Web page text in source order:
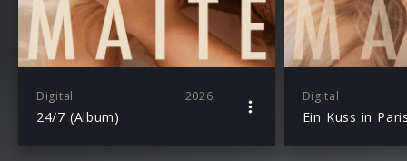
Digital 2026
24/7 (Album)
Digital
Ein Kuss in